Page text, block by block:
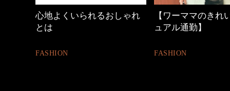
【ワーママのきれいめカジ
ュアル通勤】
FASHION
優木まおみさん「
割。」
LIFESTYLE